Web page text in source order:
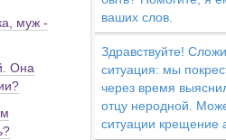
муж -
Она
ваших слов.
Здравствуйте!
ситуация: мы
через время
отцу неродной.
ситуации крещение